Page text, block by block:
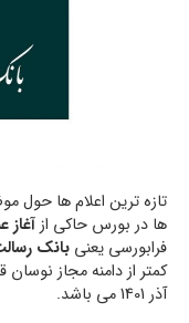
تازه ترین اعلام ها حول
ها در بورس حاکی ازآغاز
فرابورسی یعنی بانک
آذر 1401 می باشد.